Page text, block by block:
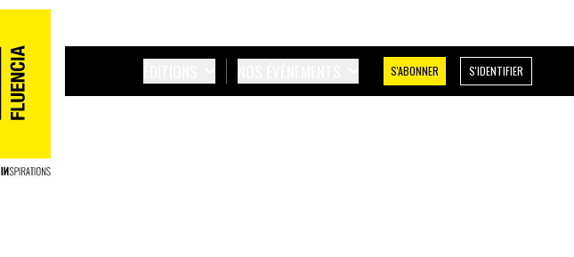
S'ABONNER S'IDENTIFIER